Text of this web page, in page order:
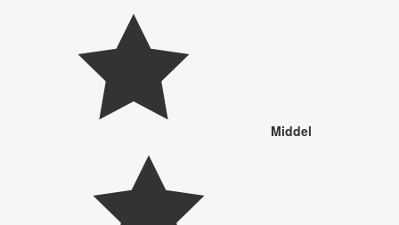
Middel